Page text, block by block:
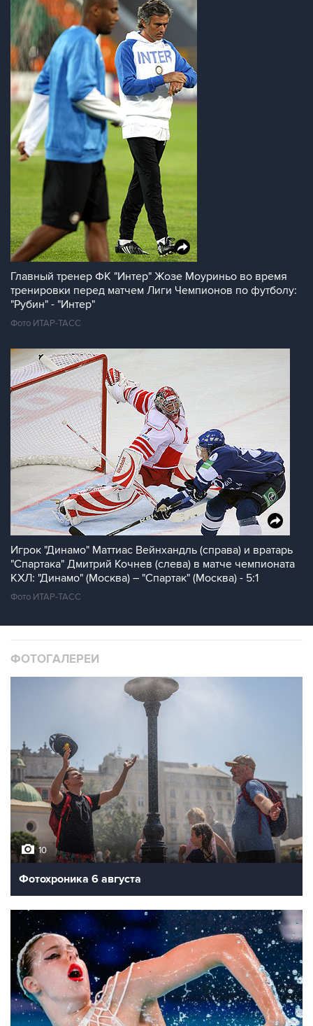
Главный тренер ФК "Интер" Жозе Моуриньо во время
тренировки перед матчем Лиги Чемпионов по футболу:
"Рубин" - "Интер"
Фото ИТАР-ТАСС
Игрок "Динамо" Маттиас Вейнхандль (справа) и вратарь
"Спартака" Дмитрий Кочнев (слева) в матче чемпионата
КХЛ: "Динамо" (Москва) – "Спартак" (Москва) - 5:1
Фото ИТАР-ТАСС
ФОТОГАЛЕРЕИ
10
Фотохроника 6 августа